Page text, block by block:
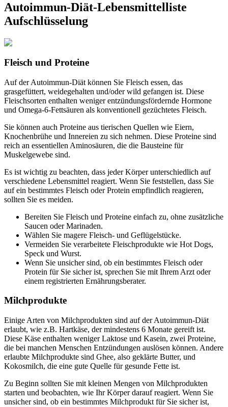
Autoimmun-Diät-Lebensmittelliste
Aufschlüsselung
Fleisch und Proteine
Auf der Autoimmun-Diät können Sie Fleisch essen, das
grasgefüttert, weidegehalten und/oder wild gefangen ist. Diese
Fleischsorten enthalten weniger entzündungsfördernde Hormone
und Omega-6-Fettsäuren als konventionell gezüchtetes Fleisch.
Sie können auch Proteine aus tierischen Quellen wie Eiern,
Knochenbrühe und Innereien zu sich nehmen. Diese Proteine sind
reich an essentiellen Aminosäuren, die die Bausteine für
Muskelgewebe sind.
Es ist wichtig zu beachten, dass jeder Körper unterschiedlich auf
verschiedene Lebensmittel reagiert. Wenn Sie feststellen, dass Sie
auf ein bestimmtes Fleisch oder Protein empfindlich reagieren,
sollten Sie es meiden.
Bereiten Sie Fleisch und Proteine einfach zu, ohne zusätzliche
Saucen oder Marinaden.
Wählen Sie magere Fleisch- und Geflügelstücke.
Vermeiden Sie verarbeitete Fleischprodukte wie Hot Dogs,
Speck und Wurst.
Wenn Sie unsicher sind, ob ein bestimmtes Fleisch oder
Protein für Sie sicher ist, sprechen Sie mit Ihrem Arzt oder
einem registrierten Ernährungsberater.
Milchprodukte
Einige Arten von Milchprodukten sind auf der Autoimmun-Diät
erlaubt, wie z.B. Hartkäse, der mindestens 6 Monate gereift ist.
Diese Käse enthalten weniger Laktose und Kasein, zwei Proteine,
die bei manchen Menschen Entzündungen auslösen können. Andere
erlaubte Milchprodukte sind Ghee, also geklärte Butter, und
Kokosmilch, die eine gute Quelle für gesunde Fette ist.
Zu Beginn sollten Sie mit kleinen Mengen von Milchprodukten
starten und beobachten, wie Ihr Körper darauf reagiert. Wenn Sie
unsicher sind, ob ein bestimmtes Milchprodukt für Sie sicher ist,